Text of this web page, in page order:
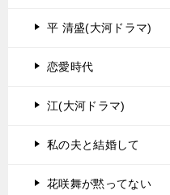
平 清盛(大河ドラマ)
恋愛時代
江(大河ドラマ)
私の夫と結婚して
花咲舞が黙ってない